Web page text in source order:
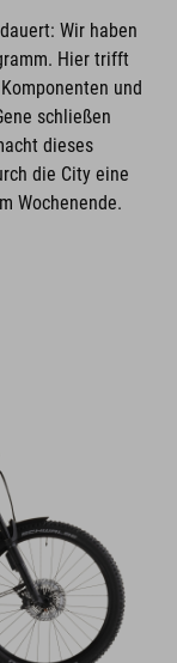
Wir haben
Hier trifft
und
schließen
dieses
die City eine
Wochenende.